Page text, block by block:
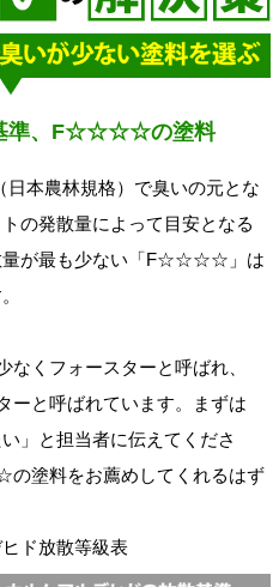
準、F☆☆☆☆の塗料
本農林規格）で臭いの元とな
の発散量によって目安となる
量が最も少ない「F☆☆☆☆」は
フォースターと呼ばれ、
ーと呼ばれています。まずは
」と担当者に伝えてくださ
塗料をお薦めしてくれるはず
ド放散等級表